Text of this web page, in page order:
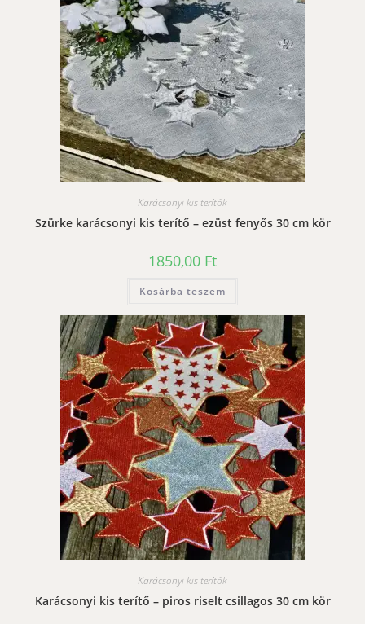
Karácsonyi kis terítők
Szürke karácsonyi kis terítő – ezüst fenyős 30 cm kör
1850,00 Ft
Kosárba teszem
Karácsonyi kis terítők
Karácsonyi kis terítő – piros riselt csillagos 30 cm kör